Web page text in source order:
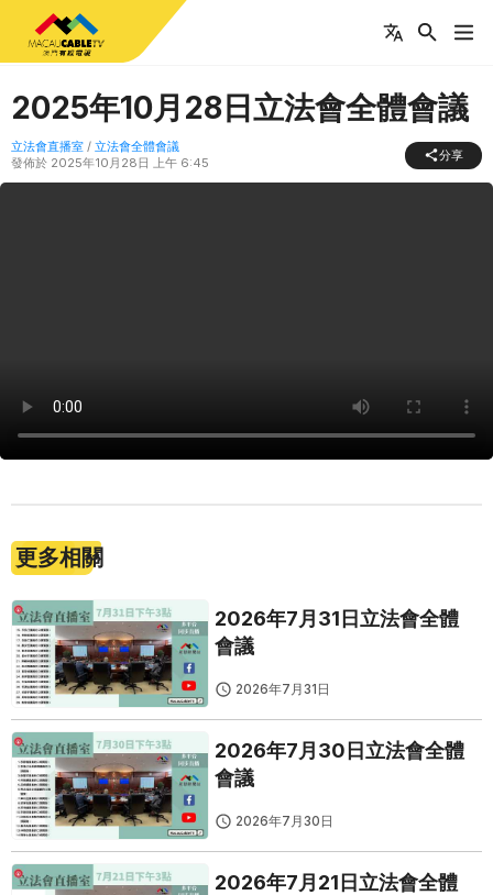
2025年10月28日立法會全體會議
立法會直播室 / 立法會全體會議
發佈於 2025年10月28日 上午 6:45
分享
更多相關
2026年7月31日立法會全體
會議
2026年7月31日
2026年7月30日立法會全體
會議
2026年7月30日
2026年7月21日立法會全體